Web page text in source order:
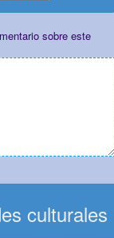
sobre este
culturales